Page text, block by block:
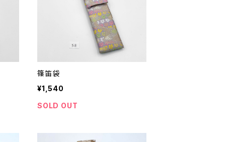
篠笛袋
¥1,540
SOLD OUT